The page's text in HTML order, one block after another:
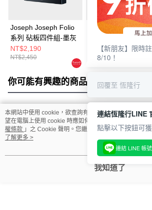
Joseph Joseph Folio
系列 砧板四件組-墨灰
NT$2,190
NT$2,450
Joseph Joseph Folio
系列 砧板四件組-墨
NT$2,650
NT$2,950
你可能有興趣的商品 全站排行
熱門標籤
本網站中使用 cookie，欲查詢有關本網站使用 cookie 方
望在電腦上使用 cookie 時應如何變更電腦的 cookie 設定
權條款 」之 Cookie 聲明。您繼續使用本網站即表示您
用條款之 Cookie 聲明使用 cookie。
了解更多 >
我知道了
【新朋友】限時
8/10！
回覆至 恆隆行
連結恆隆行LINE
點擊以下按鈕可
連結 LINE 帳號